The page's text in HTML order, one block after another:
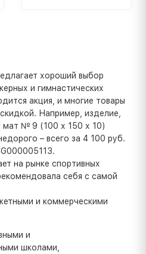
хороший выбор
и гимнастических
акция, и многие товары
Например, изделие,
мат № 9 (100 х 150 х 10)
– всего за 4 100 руб.
на рынке спортивных
себя с самой
и коммерческими
и
школами,